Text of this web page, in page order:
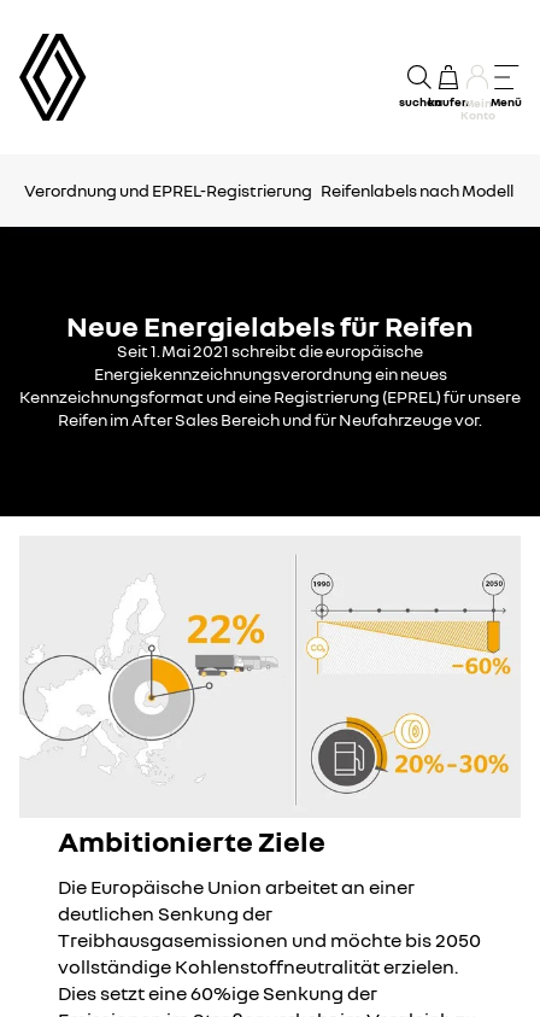
suchenkaufenMein
Konto
Menü
Verordnung und EPREL-Registrierung Reifenlabels nach Modell
Neue Energielabels für Reifen
Seit 1. Mai 2021 schreibt die europäische
Energiekennzeichnungsverordnung ein neues
Kennzeichnungsformat und eine Registrierung (EPREL) für unsere
Reifen im After Sales Bereich und für Neufahrzeuge vor.
Ambitionierte Ziele
Die Europäische Union arbeitet an einer
deutlichen Senkung der
Treibhausgasemissionen und möchte bis 2050
vollständige Kohlenstoffneutralität erzielen.
Dies setzt eine 60%ige Senkung der